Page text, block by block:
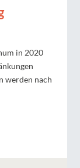
in 2020
werden nach